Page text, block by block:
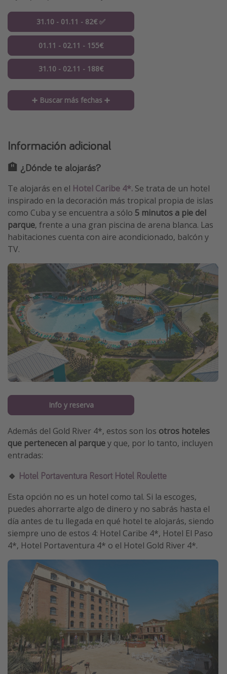
31.10 - 01.11 - 82€ ✅
01.11 - 02.11 - 155€
31.10 - 02.11 - 188€
➕ Buscar más fechas ➕
Información adicional
🏨 ¿Dónde te alojarás?
Te alojarás en el Hotel Caribe 4*. Se trata de un hotel
inspirado en la decoración más tropical propia de islas
como Cuba y se encuentra a sólo 5 minutos a pie del
parque, frente a una gran piscina de arena blanca. Las
habitaciones cuenta con aire acondicionado, balcón y
TV.
Info y reserva
Además del Gold River 4*, estos son los otros hoteles
que pertenecen al parquey que, por lo tanto, incluyen
entradas:
🔹 Hotel Portaventura Resort Hotel Roulette
Esta opción no es un hotel como tal. Si la escoges,
puedes ahorrarte algo de dinero y no sabrás hasta el
día antes de tu llegada en qué hotel te alojarás, siendo
siempre uno de estos 4: Hotel Caribe 4*, Hotel El Paso
4*, Hotel Portaventura 4* o el Hotel Gold River 4*.